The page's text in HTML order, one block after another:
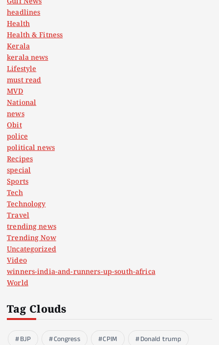
Gulf News
headlines
Health
Health & Fitness
Kerala
kerala news
Lifestyle
must read
MVD
National
news
Obit
police
political news
Recipes
special
Sports
Tech
Technology
Travel
trending news
Trending Now
Uncategorized
Video
winners-india-and-runners-up-south-africa
World
Tag Clouds
BJP Congress CPIM
Donald trump